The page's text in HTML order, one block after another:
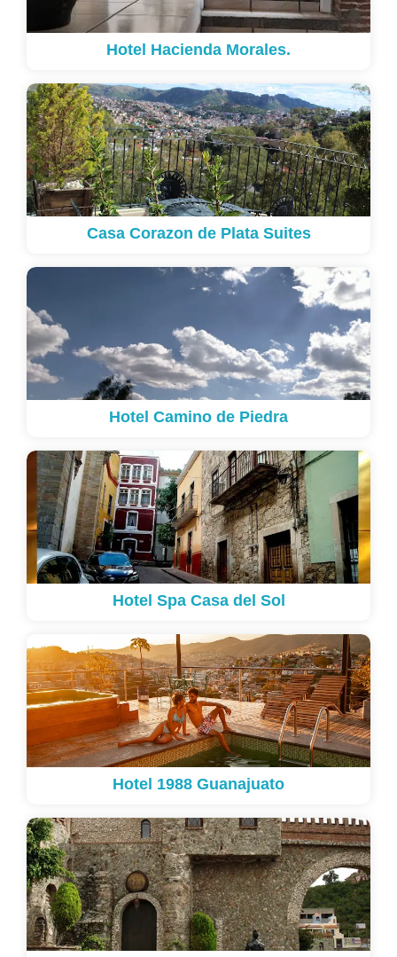
Hotel Hacienda Morales.
Casa Corazon de Plata Suites
Hotel Camino de Piedra
Hotel Spa Casa del Sol
Hotel 1988 Guanajuato